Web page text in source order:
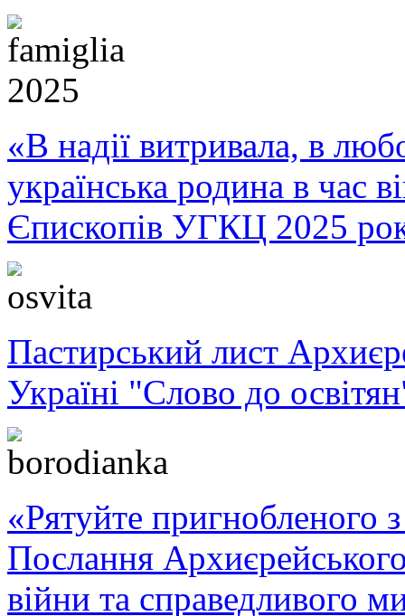
«В надії витривала, в
українська родина в час
Єпископів УГКЦ 2025
Пастирський лист
Україні "Слово до
«Рятуйте пригнобленого
Послання
війни та справедливого